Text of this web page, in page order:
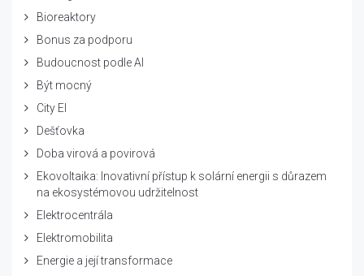
Bioreaktory
Bonus za podporu
Budoucnost podle AI
Být mocný
City El
Dešťovka
Doba virová a povirová
Ekovoltaika: Inovativní přístup k solární energii s důrazem
na ekosystémovou udržitelnost
Elektrocentrála
Elektromobilita
Energie a její transformace